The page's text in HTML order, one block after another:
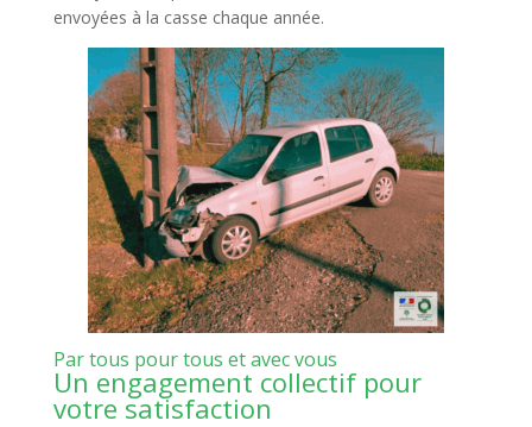
envoyées à la casse chaque année.
Par tous pour tous et avec vous
Un engagement collectif pour
votre satisfaction